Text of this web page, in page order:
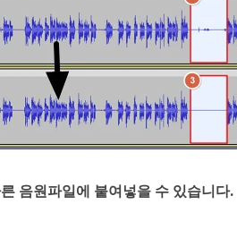
음원파일에 붙여넣을 수 있습니다.